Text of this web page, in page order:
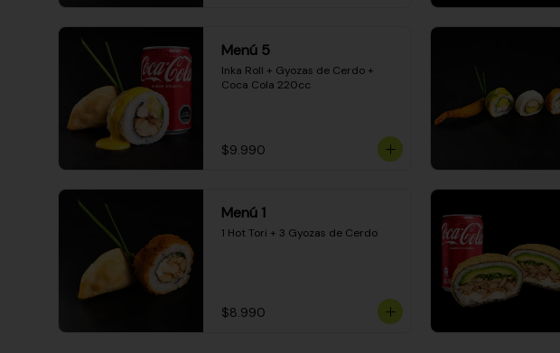
Menú 5
Inka Roll + Gyozas de Cerdo +
Coca Cola 220cc
$9.990
Menú 1
1 Hot Tori + 3 Gyozas de Cerdo
$8.990